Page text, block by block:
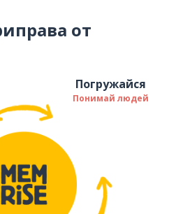
от
Погружайся
Понимай людей